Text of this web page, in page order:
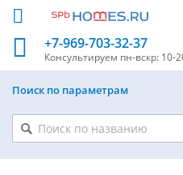
+7-969-703-32-37
Консультируем пн-вскр: 10-
Поиск по параметрам